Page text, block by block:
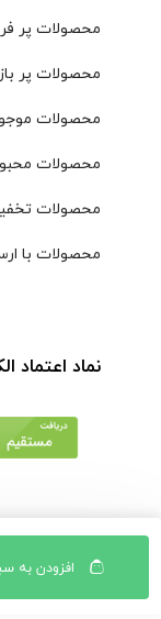
افزودن به
محصولات پر
محصولات پر
محصولات
محصولات
محصولات
محصولات با
نماد اعتماد
© کلیه حقوق
موسوی